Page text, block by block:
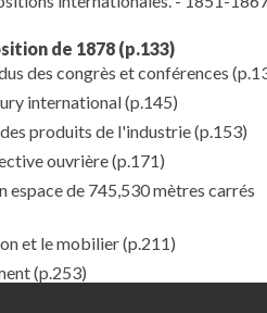
de 1878 (p.133)
des congrès et conférences
international(p.145)
produits de l'industrie(p.153)
ouvrière(p.171)
espace de 745,530 mètres carrés
et le mobilier(p.211)
(p.253)